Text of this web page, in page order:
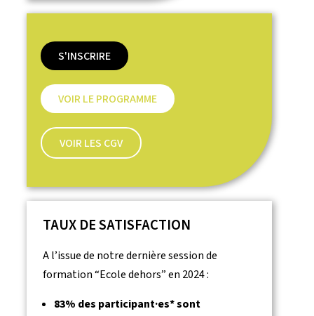
S'INSCRIRE
VOIR LE PROGRAMME
VOIR LES CGV
TAUX DE SATISFACTION
A l’issue de notre dernière session de
formation “Ecole dehors” en 2024 :
83% des participant·es* sont